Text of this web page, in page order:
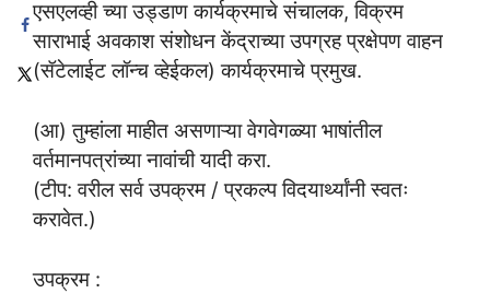
एसएलव्ही च्या उड्डाण कार्यक्रमाचे संचालक, विक्रम
साराभाई अवकाश संशोधन केंद्राच्या उपग्रह प्रक्षेपण वाहन
(सॅटेलाईट लॉन्च व्हेईकल) कार्यक्रमाचे प्रमुख.
(आ) तुम्हांला माहीत असणाऱ्या वेगवेगळ्या भाषांतील
वर्तमानपत्रांच्या नावांची यादी करा.
(टीप: वरील सर्व उपक्रम / प्रकल्प विदयार्थ्यांनी स्वतः
करावेत.)
उपक्रम :